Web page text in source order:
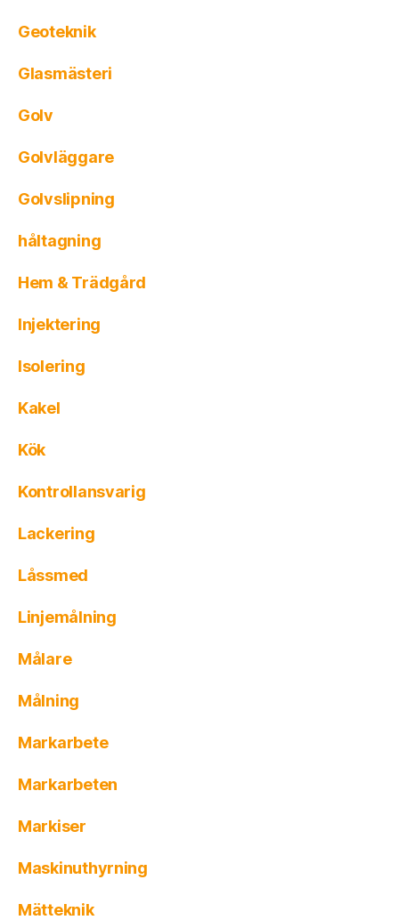
Geoteknik
Glasmästeri
Golv
Golvläggare
Golvslipning
håltagning
Hem & Trädgård
Injektering
Isolering
Kakel
Kök
Kontrollansvarig
Lackering
Låssmed
Linjemålning
Målare
Målning
Markarbete
Markarbeten
Markiser
Maskinuthyrning
Mätteknik